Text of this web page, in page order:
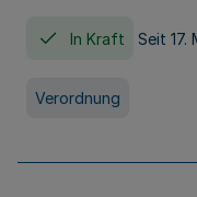
In Kraft Seit 17.
Verordnung